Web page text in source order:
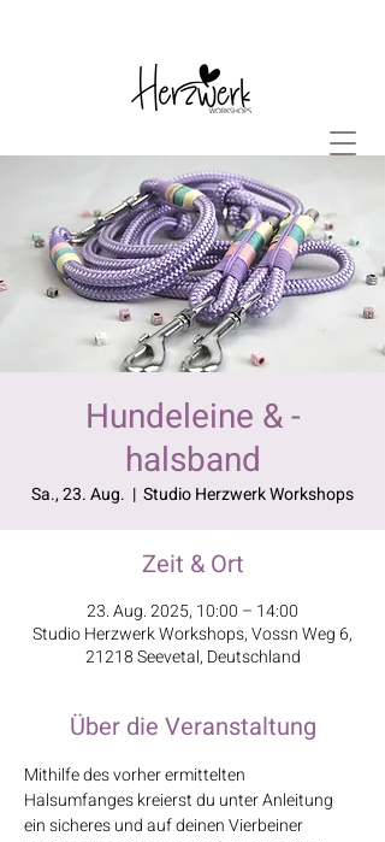
Hundeleine & -
halsband
Sa., 23. Aug.
  |
Studio Herzwerk Workshops
Zeit & Ort
23. Aug. 2025, 10:00 – 14:00
Studio Herzwerk Workshops, Vossn Weg 6,
21218 Seevetal, Deutschland
Über die Veranstaltung
Mithilfe des vorher ermittelten
Halsumfanges kreierst du unter Anleitung
ein sicheres und auf deinen Vierbeiner